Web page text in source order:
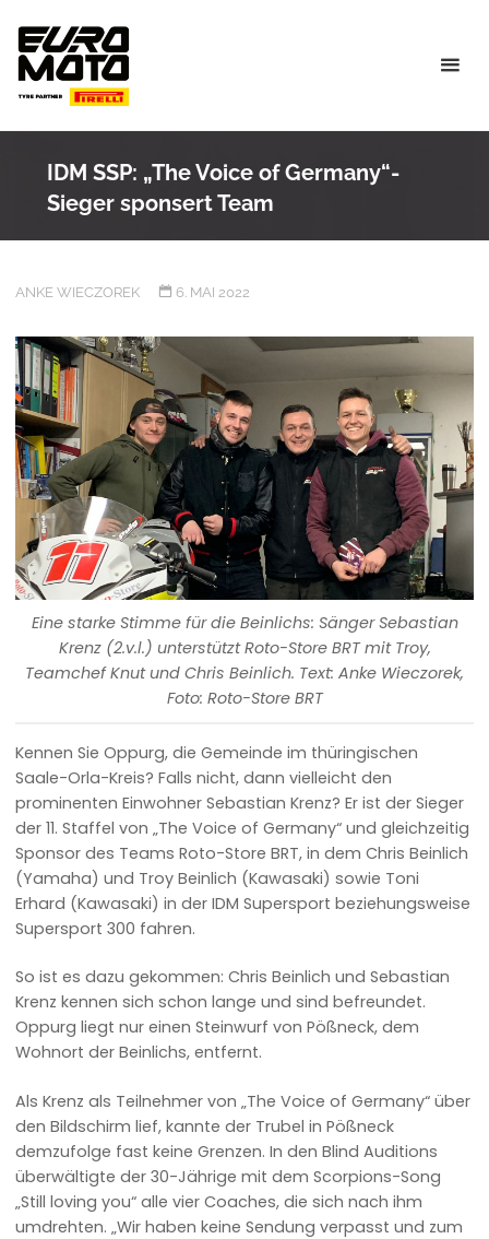
content
IDM SSP: „The Voice of Germany“-
Sieger sponsert Team
ANKE WIECZOREK 6. MAI 2022
Eine starke Stimme für die Beinlichs: Sänger Sebastian
Krenz (2.v.l.) unterstützt Roto-Store BRT mit Troy,
Teamchef Knut und Chris Beinlich. Text: Anke Wieczorek,
Foto: Roto-Store BRT
Kennen Sie Oppurg, die Gemeinde im thüringischen
Saale-Orla-Kreis? Falls nicht, dann vielleicht den
prominenten Einwohner Sebastian Krenz? Er ist der Sieger
der 11. Staffel von „The Voice of Germany“ und gleichzeitig
Sponsor des Teams Roto-Store BRT, in dem Chris Beinlich
(Yamaha) und Troy Beinlich (Kawasaki) sowie Toni
Erhard (Kawasaki) in der IDM Supersport beziehungsweise
Supersport 300 fahren.
So ist es dazu gekommen: Chris Beinlich und Sebastian
Krenz kennen sich schon lange und sind befreundet.
Oppurg liegt nur einen Steinwurf von Pößneck, dem
Wohnort der Beinlichs, entfernt.
Als Krenz als Teilnehmer von „The Voice of Germany“ über
den Bildschirm lief, kannte der Trubel in Pößneck
demzufolge fast keine Grenzen. In den Blind Auditions
überwältigte der 30-Jährige mit dem Scorpions-Song
„Still loving you“ alle vier Coaches, die sich nach ihm
umdrehten. „Wir haben keine Sendung verpasst und zum